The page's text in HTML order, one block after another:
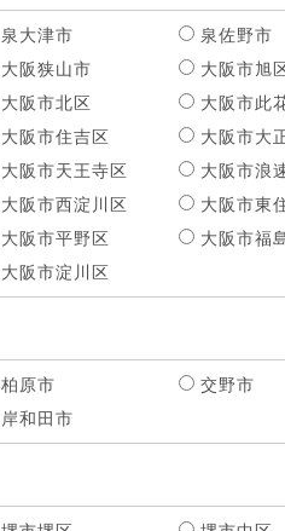
泉大津市
泉佐野市
大阪狭山市
大阪市旭
大阪市北区
大阪市此
大阪市住吉区
大阪市大
大阪市天王寺区
大阪市浪
大阪市西淀川区
大阪市東
大阪市平野区
大阪市福
大阪市淀川区
柏原市
交野市
岸和田市